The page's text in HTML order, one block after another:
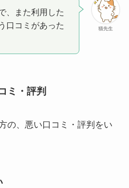
猫先生
、また利用した
口コミがあった
ミ・評判
の、悪い口コミ・評判をい